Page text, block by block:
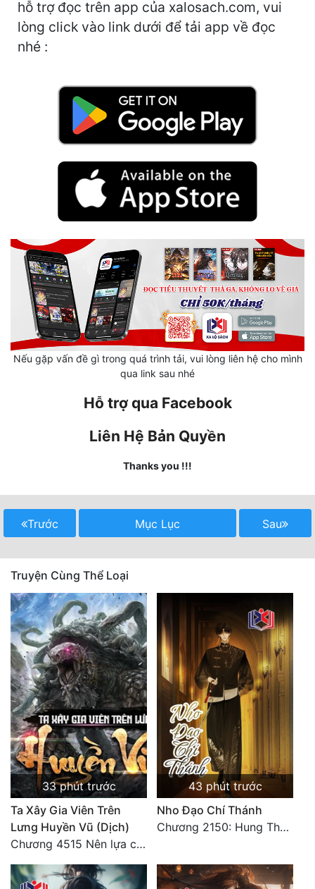
Dã Sử
Dị Giới
Hài Hước
Hệ Thống
Học Đường
Khoa Huyễn
Lịch Sử
Mưu Mô
Mạt Thế
Mỹ Thực
Ngôn Tình
Ngược
Nữ Cường
Nữ Phụ
Phong Thủy - Tâm Linh
Phương Tây
Quan Trường
hỗ trợ đọc trên app của xalosach.com, vui
lòng click vào link dưới để tải app về đọc
nhé :
Nếu gặp vấn đề gì trong quá trình tải, vui lòng liên hệ cho mình
qua link sau nhé
Hỗ trợ qua Facebook
Liên Hệ Bản Quyền
Thanks you !!!
Trước Mục Lục Sau
Truyện Cùng Thể Loại
33 phút trước
Ta Xây Gia Viên Trên
Lưng Huyền Vũ (Dịch)
Chương 4515 Nên lựa chọn như thế nào?
43 phút trước
Nho Đạo Chí Thánh
Chương 2150: Hung Thụ Nhựa Cây